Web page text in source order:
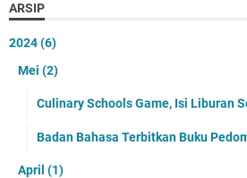
ARSIP
2024(6)
Mei (2)
Culinary Schools Game, Isi Liburan
Badan Bahasa Terbitkan Buku
April (1)